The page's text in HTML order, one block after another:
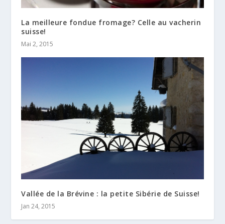
La meilleure fondue fromage? Celle au vacherin
suisse!
Mai 2, 2015
Vallée de la Brévine : la petite Sibérie de Suisse!
Jan 24, 2015